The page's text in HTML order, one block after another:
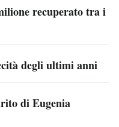
recuperato tra i
degli ultimi anni
di Eugenia